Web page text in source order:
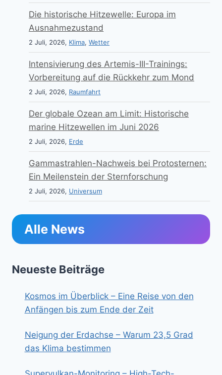
Die historische Hitzewelle: Europa im
Ausnahmezustand
2 Juli, 2026, Klima, Wetter
Intensivierung des Artemis-III-Trainings:
Vorbereitung auf die Rückkehr zum Mond
2 Juli, 2026, Raumfahrt
Der globale Ozean am Limit: Historische
marine Hitzewellen im Juni 2026
2 Juli, 2026, Erde
Gammastrahlen-Nachweis bei Protosternen:
Ein Meilenstein der Sternforschung
2 Juli, 2026, Universum
Alle News
Neueste Beiträge
Kosmos im Überblick – Eine Reise von den
Anfängen bis zum Ende der Zeit
Neigung der Erdachse – Warum 23,5 Grad
das Klima bestimmen